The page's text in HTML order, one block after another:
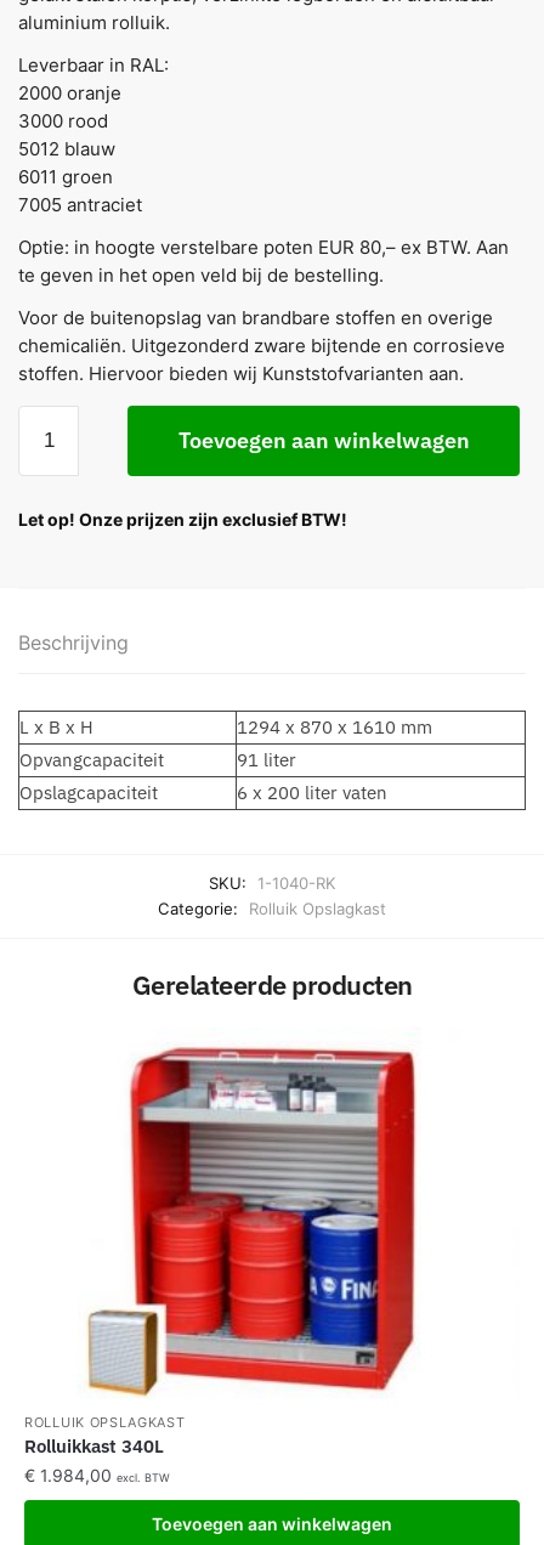
aluminium rolluik.
Leverbaar in RAL:
2000 oranje
3000 rood
5012 blauw
6011 groen
7005 antraciet
Optie: in hoogte verstelbare poten EUR 80,– ex BTW. Aan
te geven in het open veld bij de bestelling.
Voor de buitenopslag van brandbare stoffen en overige
chemicaliën. Uitgezonderd zware bijtende en corrosieve
stoffen. Hiervoor bieden wij Kunststofvarianten aan.
Toevoegen aan winkelwagen
Let op! Onze prijzen zijn exclusief BTW!
Beschrijving
L x B x H
1294 x 870 x 1610 mm
Opvangcapaciteit
91 liter
Opslagcapaciteit
6 x 200 liter vaten
SKU:
1-1040-RK
Categorie:
Rolluik Opslagkast
Gerelateerde producten
ROLLUIK OPSLAGKAST
Rolluikkast 340L
€ 1.984,00 excl. BTW
Toevoegen aan winkelwagen